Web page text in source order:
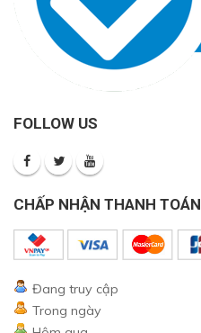
FOLLOW US
CHẤP NHẬN THANH TOÁN
Đang truy cập
Trong ngày